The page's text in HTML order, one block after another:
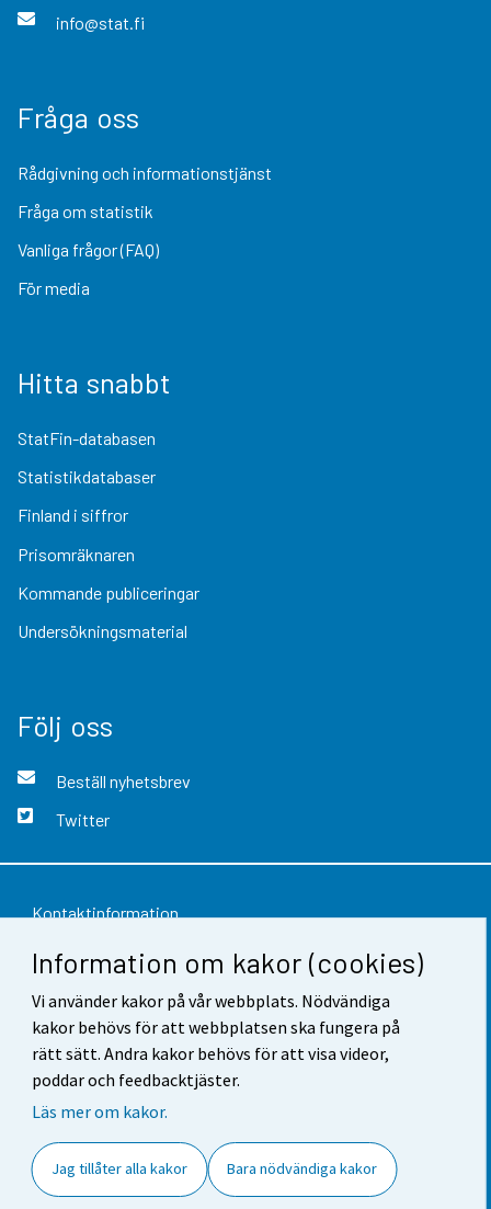
Information om kakor (cookies)
Vi använder kakor på vår webbplats. Nödvändiga
kakor behövs för att webbplatsen ska fungera på
rätt sätt. Andra kakor behövs för att visa videor,
poddar och feedbacktjäster.
Läs mer om kakor.
Jag tillåter alla kakor Bara nödvändiga kakor
info@stat.fi
Fråga oss
Rådgivning och informationstjänst
Fråga om statistik
Vanliga frågor (FAQ)
För media
Hitta snabbt
StatFin-databasen
Statistikdatabaser
Finland i siffror
Prisomräknaren
Kommande publiceringar
Undersökningsmaterial
Följ oss
Beställ nyhetsbrev
Twitter
Kontaktinformation
Respons
Användarvillkor
Dataskydd
Tillgänglighet
Cookie-inställningar